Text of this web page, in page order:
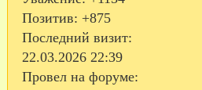
Позитив: +875
Последний визит:
22.03.2026 22:39
Провел на форуме: